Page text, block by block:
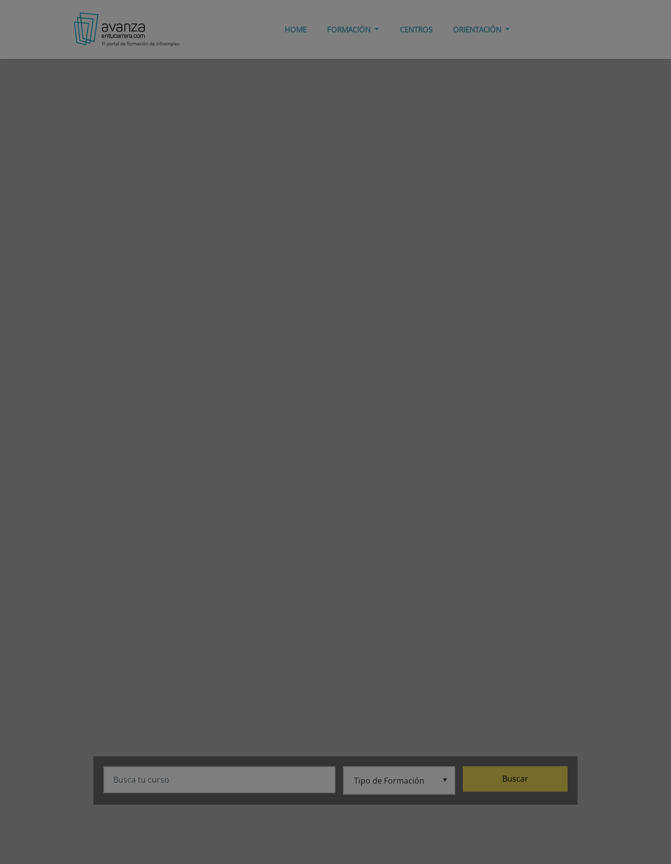
HOME FORMACIÓN CENTROS ORIENTACIÓN
Buscar